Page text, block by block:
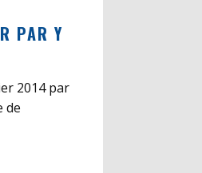
PAR Y
2014 par
de